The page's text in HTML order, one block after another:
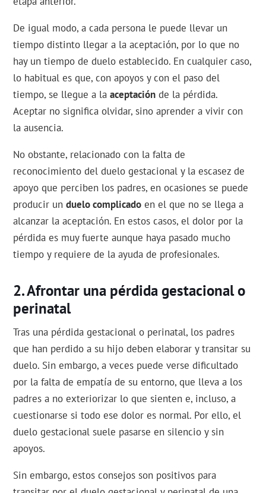
De igual modo, a cada persona le puede llevar un
tiempo distinto llegar a la aceptación, por lo que no
hay un tiempo de duelo establecido. En cualquier caso,
lo habitual es que, con apoyos y con el paso del
tiempo, se llegue a laaceptación de la pérdida.
Aceptar no significa olvidar, sino aprender a vivir con
la ausencia.
No obstante, relacionado con la falta de
reconocimiento del duelo gestacional y la escasez de
apoyo que perciben los padres, en ocasiones se puede
producir unduelo complicado en el que no se llega a
alcanzar la aceptación. En estos casos, el dolor por la
pérdida es muy fuerte aunque haya pasado mucho
tiempo y requiere de la ayuda de profesionales.
Afrontar una pérdida gestacional o
perinatal
Tras una pérdida gestacional o perinatal, los padres
que han perdido a su hijo deben elaborar y transitar su
duelo. Sin embargo, a veces puede verse dificultado
por la falta de empatía de su entorno, que lleva a los
padres a no exteriorizar lo que sienten e, incluso, a
cuestionarse si todo ese dolor es normal. Por ello, el
duelo gestacional suele pasarse en silencio y sin
apoyos.
Sin embargo, estos consejos son positivos para